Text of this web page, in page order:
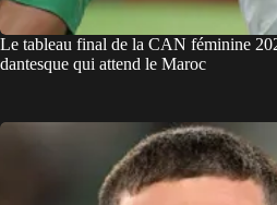
Le tableau final de la CAN féminine
dantesque qui attend le Maroc